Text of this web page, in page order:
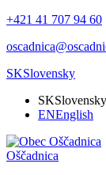
+421 41 707 94 60
SKSlovensky
SKSlovensky
ENEnglish
Oščadnica